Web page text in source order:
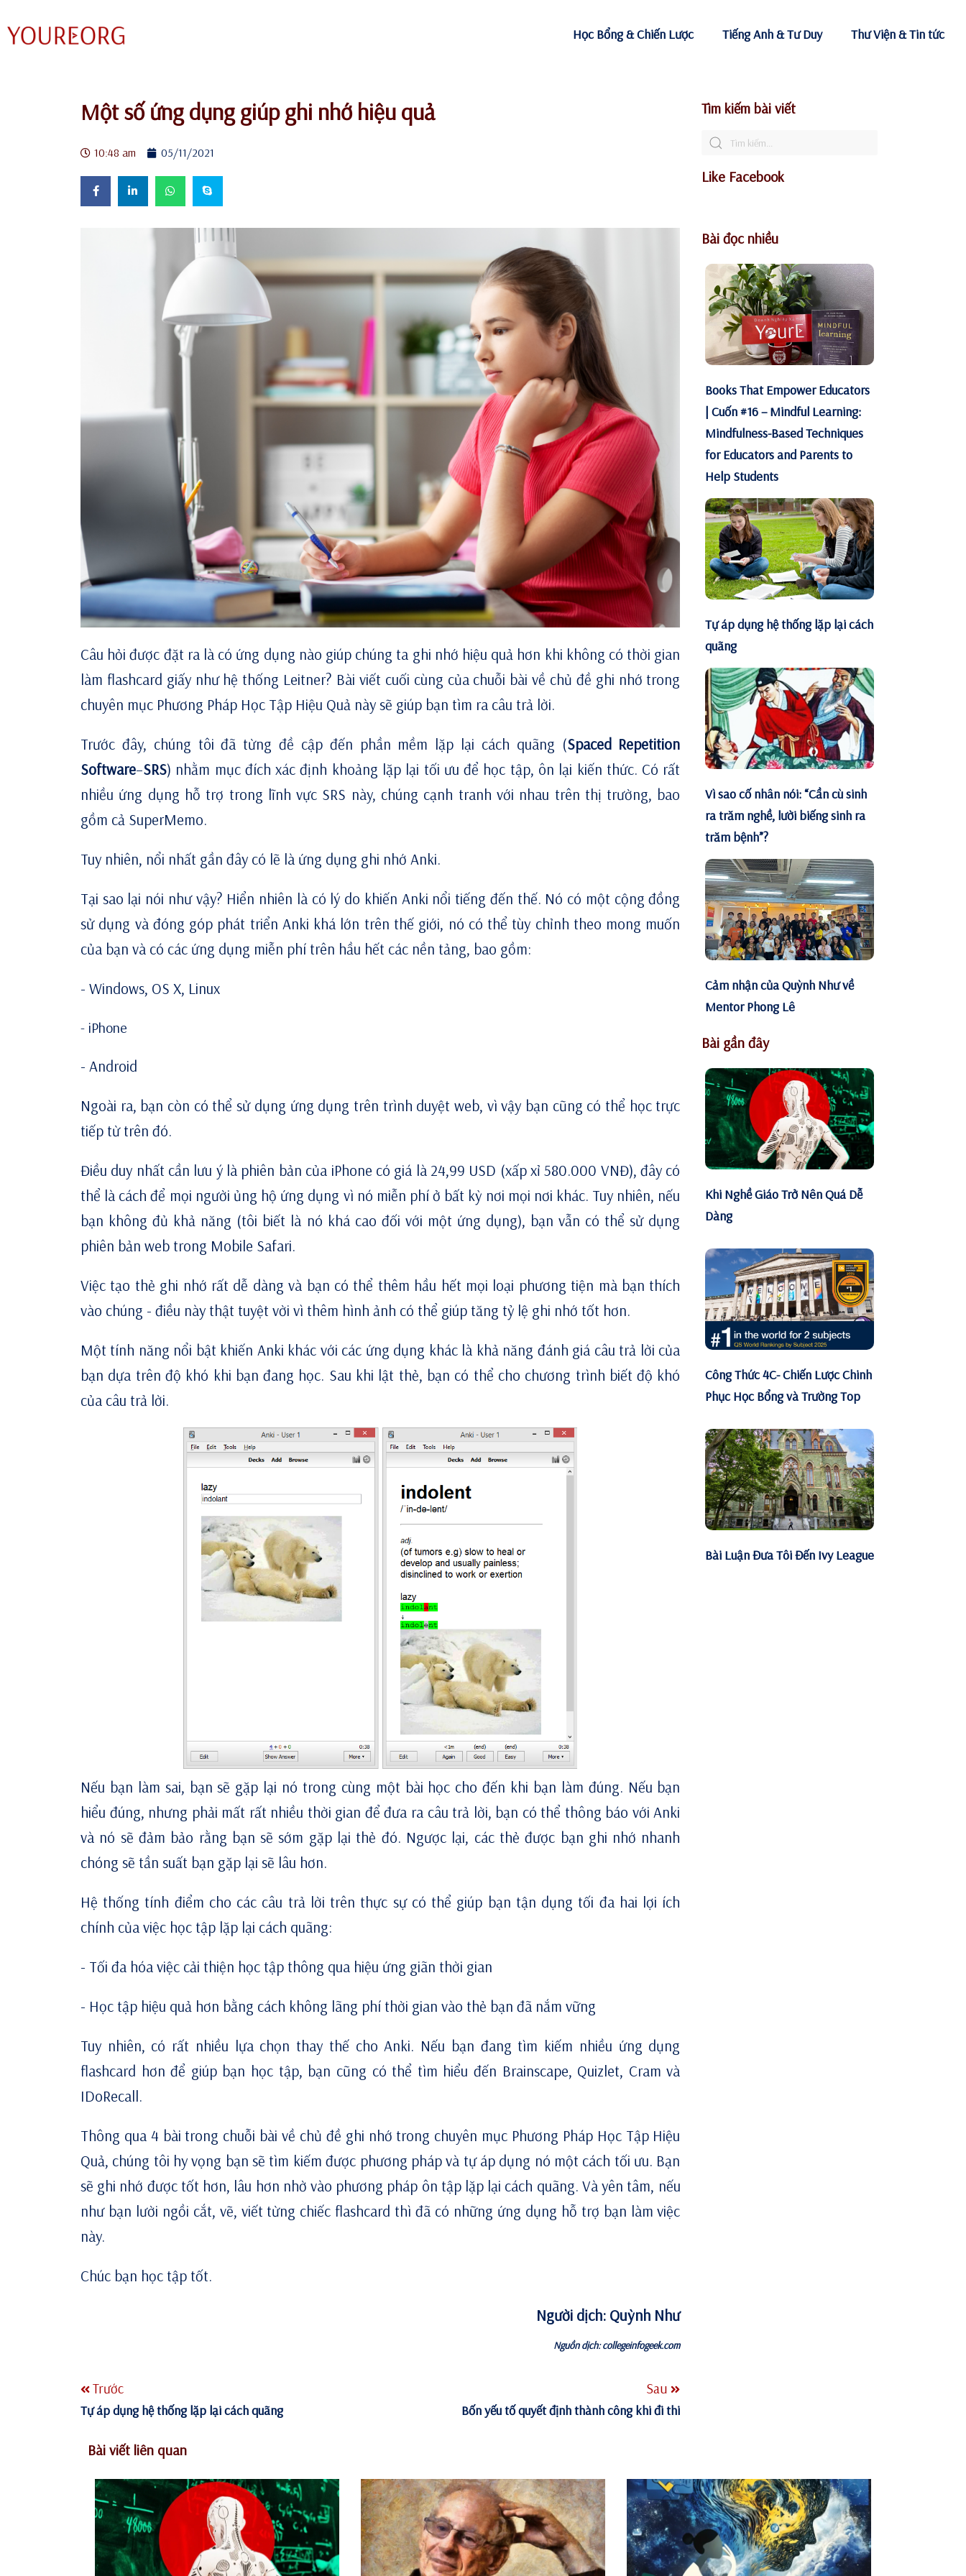
Skip
Học Bổng & Chiến Lược Tiếng Anh & Tư Duy Thư Viện & Tin tức
Một số ứng dụng giúp ghi nhớ hiệu quả
10:48 am 05/11/2021
Câu hỏi được đặt ra là có ứng dụng nào giúp chúng ta ghi nhớ hiệu quả hơn khi không có thời gian
làm flashcard giấy như hệ thống Leitner? Bài viết cuối cùng của chuỗi bài về chủ đề ghi nhớ trong
chuyên mục Phương Pháp Học Tập Hiệu Quả này sẽ giúp bạn tìm ra câu trả lời.
Trước đây, chúng tôi đã từng đề cập đến phần mềm lặp lại cách quãng (Spaced Repetition
Software–SRS) nhằm mục đích xác định khoảng lặp lại tối ưu để học tập, ôn lại kiến thức. Có rất
nhiều ứng dụng hỗ trợ trong lĩnh vực SRS này, chúng cạnh tranh với nhau trên thị trường, bao
gồm cả SuperMemo.
Tuy nhiên, nổi nhất gần đây có lẽ là ứng dụng ghi nhớ Anki.
Tại sao lại nói như vậy? Hiển nhiên là có lý do khiến Anki nổi tiếng đến thế. Nó có một cộng đồng
sử dụng và đóng góp phát triển Anki khá lớn trên thế giới, nó có thể tùy chỉnh theo mong muốn
của bạn và có các ứng dụng miễn phí trên hầu hết các nền tảng, bao gồm:
- Windows, OS X, Linux
- iPhone
- Android
Ngoài ra, bạn còn có thể sử dụng ứng dụng trên trình duyệt web, vì vậy bạn cũng có thể học trực
tiếp từ trên đó.
Điều duy nhất cần lưu ý là phiên bản của iPhone có giá là 24,99 USD (xấp xỉ 580.000 VNĐ), đây có
thể là cách để mọi người ủng hộ ứng dụng vì nó miễn phí ở bất kỳ nơi mọi nơi khác. Tuy nhiên, nếu
bạn không đủ khả năng (tôi biết là nó khá cao đối với một ứng dụng), bạn vẫn có thể sử dụng
phiên bản web trong Mobile Safari.
Việc tạo thẻ ghi nhớ rất dễ dàng và bạn có thể thêm hầu hết mọi loại phương tiện mà bạn thích
vào chúng - điều này thật tuyệt vời vì thêm hình ảnh có thể giúp tăng tỷ lệ ghi nhớ tốt hơn.
Một tính năng nổi bật khiến Anki khác với các ứng dụng khác là khả năng đánh giá câu trả lời của
bạn dựa trên độ khó khi bạn đang học. Sau khi lật thẻ, bạn có thể cho chương trình biết độ khó
của câu trả lời.
Nếu bạn làm sai, bạn sẽ gặp lại nó trong cùng một bài học cho đến khi bạn làm đúng. Nếu bạn
hiểu đúng, nhưng phải mất rất nhiều thời gian để đưa ra câu trả lời, bạn có thể thông báo với Anki
và nó sẽ đảm bảo rằng bạn sẽ sớm gặp lại thẻ đó. Ngược lại, các thẻ được bạn ghi nhớ nhanh
chóng sẽ tần suất bạn gặp lại sẽ lâu hơn.
Hệ thống tính điểm cho các câu trả lời trên thực sự có thể giúp bạn tận dụng tối đa hai lợi ích
chính của việc học tập lặp lại cách quãng:
- Tối đa hóa việc cải thiện học tập thông qua hiệu ứng giãn thời gian
- Học tập hiệu quả hơn bằng cách không lãng phí thời gian vào thẻ bạn đã nắm vững
Tuy nhiên, có rất nhiều lựa chọn thay thế cho Anki. Nếu bạn đang tìm kiếm nhiều ứng dụng
flashcard hơn để giúp bạn học tập, bạn cũng có thể tìm hiểu đến Brainscape, Quizlet, Cram và
IDoRecall.
Thông qua 4 bài trong chuỗi bài về chủ đề ghi nhớ trong chuyên mục Phương Pháp Học Tập Hiệu
Quả, chúng tôi hy vọng bạn sẽ tìm kiếm được phương pháp và tự áp dụng nó một cách tối ưu. Bạn
sẽ ghi nhớ được tốt hơn, lâu hơn nhờ vào phương pháp ôn tập lặp lại cách quãng. Và yên tâm, nếu
như bạn lười ngồi cắt, vẽ, viết từng chiếc flashcard thì đã có những ứng dụng hỗ trợ bạn làm việc
này.
Chúc bạn học tập tốt.
Người dịch: Quỳnh Như
Nguồn dịch:collegeinfogeek.com
Trước
Tự áp dụng hệ thống lặp lại cách quãng
Sau
Bốn yếu tố quyết định thành công khi đi thi
Tìm kiếm bài viết
Like Facebook
Bài đọc nhiều
Books That Empower Educators
| Cuốn #16 – Mindful Learning:
Mindfulness-Based Techniques
for Educators and Parents to
Help Students
Tự áp dụng hệ thống lặp lại cách
quãng
Vì sao cố nhân nói: “Cần cù sinh
ra trăm nghề, lười biếng sinh ra
trăm bệnh”?
Cảm nhận của Quỳnh Như về
Mentor Phong Lê
Bài gần đây
Khi Nghề Giáo Trở Nên Quá Dễ
Dàng
Công Thức 4C- Chiến Lược Chinh
Phục Học Bổng và Trường Top
Bài Luận Đưa Tôi Đến Ivy League
Bài viết liên quan